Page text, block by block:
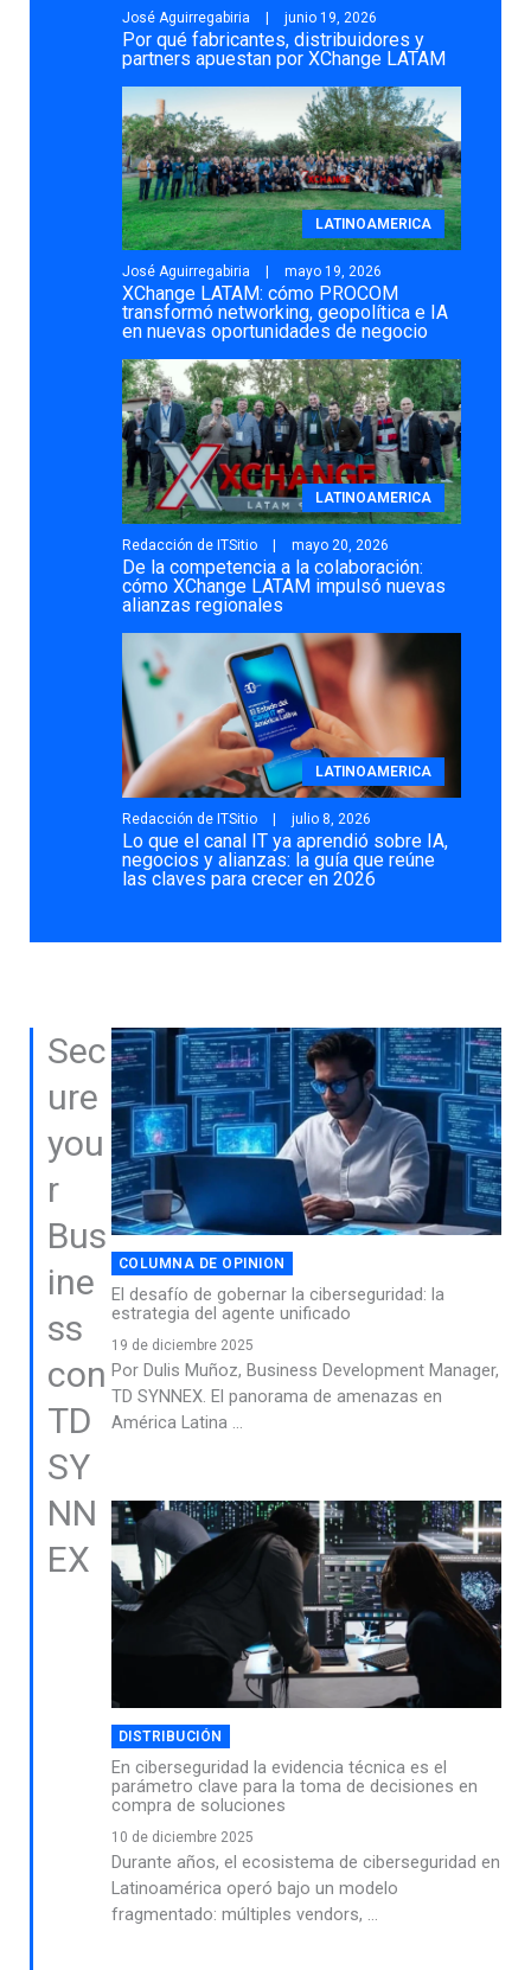
José Aguirregabiria junio 19, 2026
Por qué fabricantes, distribuidores y
partners apuestan por XChange LATAM
LATINOAMERICA
José Aguirregabiria mayo 19, 2026
XChange LATAM: cómo PROCOM
transformó networking, geopolítica e IA
en nuevas oportunidades de negocio
LATINOAMERICA
Redacción de ITSitio mayo 20, 2026
De la competencia a la colaboración:
cómo XChange LATAM impulsó nuevas
alianzas regionales
LATINOAMERICA
Redacción de ITSitio julio 8, 2026
Lo que el canal IT ya aprendió sobre IA,
negocios y alianzas: la guía que reúne
las claves para crecer en 2026
Sec
ure
you
r
Bus
ine
ss
con
TD
SY
NN
EX
COLUMNA DE OPINION
El desafío de gobernar la ciberseguridad: la
estrategia del agente unificado
19 de diciembre 2025
Por Dulis Muñoz, Business Development Manager,
TD SYNNEX. El panorama de amenazas en
América Latina ...
DISTRIBUCIÓN
En ciberseguridad la evidencia técnica es el
parámetro clave para la toma de decisiones en
compra de soluciones
10 de diciembre 2025
Durante años, el ecosistema de ciberseguridad en
Latinoamérica operó bajo un modelo
fragmentado: múltiples vendors, ...